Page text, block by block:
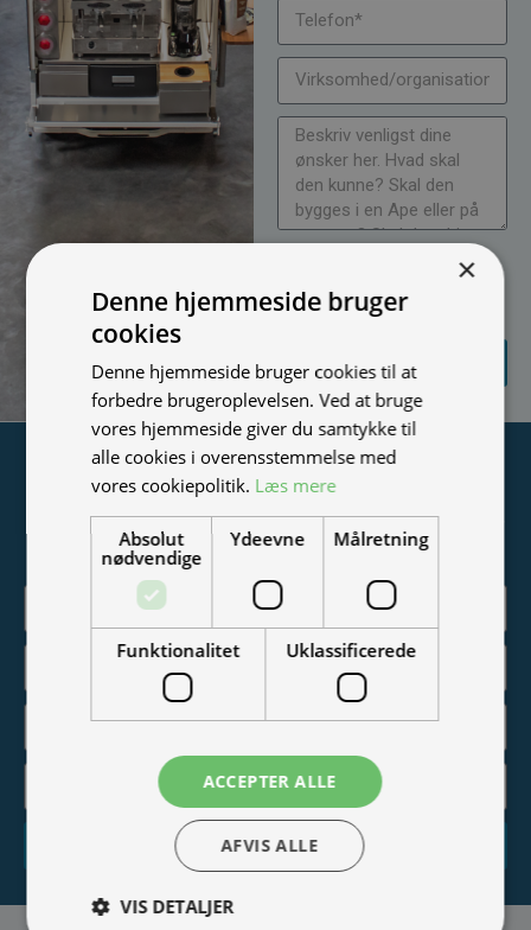
Jeg vil gerne modtage
vi spammer ikke)
FORESPØRGSEL
Tilmeld nyhedsmail
Vær blandt de første til at modtage info om nye produkter,
tilbud, events og udstillinger.
Tilmeld
×
Denne hjemmeside bruger
cookies
Denne hjemmeside bruger cookies til at
forbedre brugeroplevelsen. Ved at bruge
vores hjemmeside giver du samtykke til
alle cookies i overensstemmelse med
vores cookiepolitik. Læs mere
Absolut
nødvendige
Ydeevne Målretning
Funktionalitet Uklassificerede
ACCEPTER ALLE
AFVIS ALLE
VIS DETALJER